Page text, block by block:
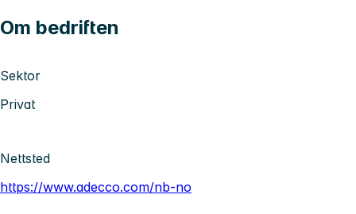
Om bedriften
Sektor
Privat
Nettsted
https://www.adecco.com/nb-no